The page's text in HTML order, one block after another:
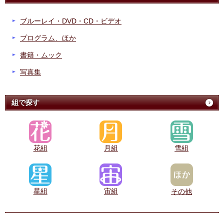
ブルーレイ・DVD・CD・ビデオ
プログラム、ほか
書籍・ムック
写真集
組で探す
花組 月組 雪組
星組 宙組 その他